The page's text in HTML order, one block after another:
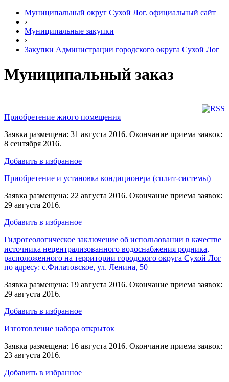
Муниципальный округ Сухой Лог. официальный сайт
›
Муниципальные закупки
›
Закупки Администрации городского округа Сухой Лог
Муниципальный заказ
Приобретение жиого помещения
Заявка размещена: 31 августа 2016. Окончание приема заявок:
8 сентября 2016.
Добавить в избранное
Приобретение и установка кондиционера (сплит-системы)
Заявка размещена: 22 августа 2016. Окончание приема заявок:
29 августа 2016.
Добавить в избранное
Гидрогеологическое заключение об использовании в качестве
источника нецентрализованного водоснабжения родника,
расположенного на территории городского округа Сухой Лог
по адресу: с.Филатовское, ул. Ленина, 50
Заявка размещена: 19 августа 2016. Окончание приема заявок:
29 августа 2016.
Добавить в избранное
Изготовление набора открыток
Заявка размещена: 16 августа 2016. Окончание приема заявок:
23 августа 2016.
Добавить в избранное